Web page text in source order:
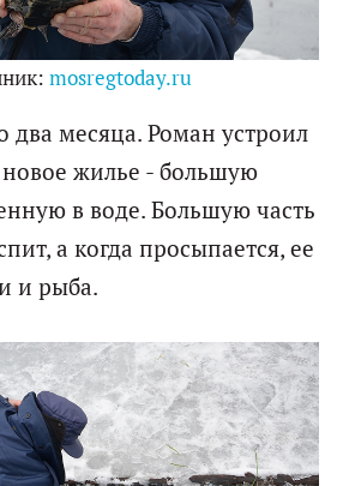
mosregtoday.ru
два месяца. Роман устроил
жилье - большую
в воде. Большую часть
а когда просыпается, ее
и рыба.